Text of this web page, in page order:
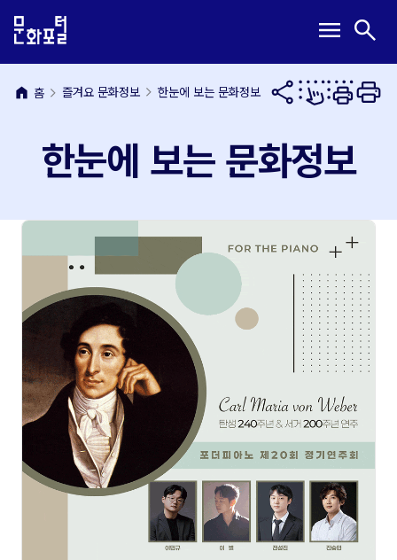
문
내
용
메
뉴
바
메
열
기
menu 검
열
기
search
home 홈 즐겨요 문화정보 한눈에 보는 문화정보
한눈에 보는 문화정보